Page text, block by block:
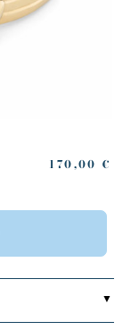
170,00 €
▼